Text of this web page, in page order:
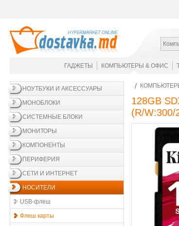
ГАДЖЕТЫ КОМПЬЮТЕРЫ & ОФИС
НОУТБУКИ И АКСЕССУАРЫ
МОНОБЛОКИ
СИСТЕМНЫЕ БЛОКИ
МОНИТОРЫ
КОМПОНЕНТЫ
ПЕРИФЕРИЯ
СЕТИ И ИНТЕРНЕТ
НОСИТЕЛИ
USB-флеш
Флеш карты
128GB
(R/W:300/